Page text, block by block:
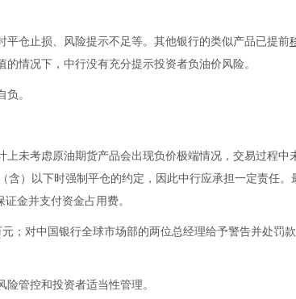
仓止损、风险提示不足等。其他银行的类似产品已提前
情况下，中行没有充分提示投资者负油价风险。
。
未考虑原油期货产品会出现负价极端情况，交易过程中
）以下时强制平仓的约定，因此中行应承担一定责任。
金并支付资金占用费。
；对中国银行全球市场部的两位总经理给予警告并处罚款
管控和投资者适当性管理。